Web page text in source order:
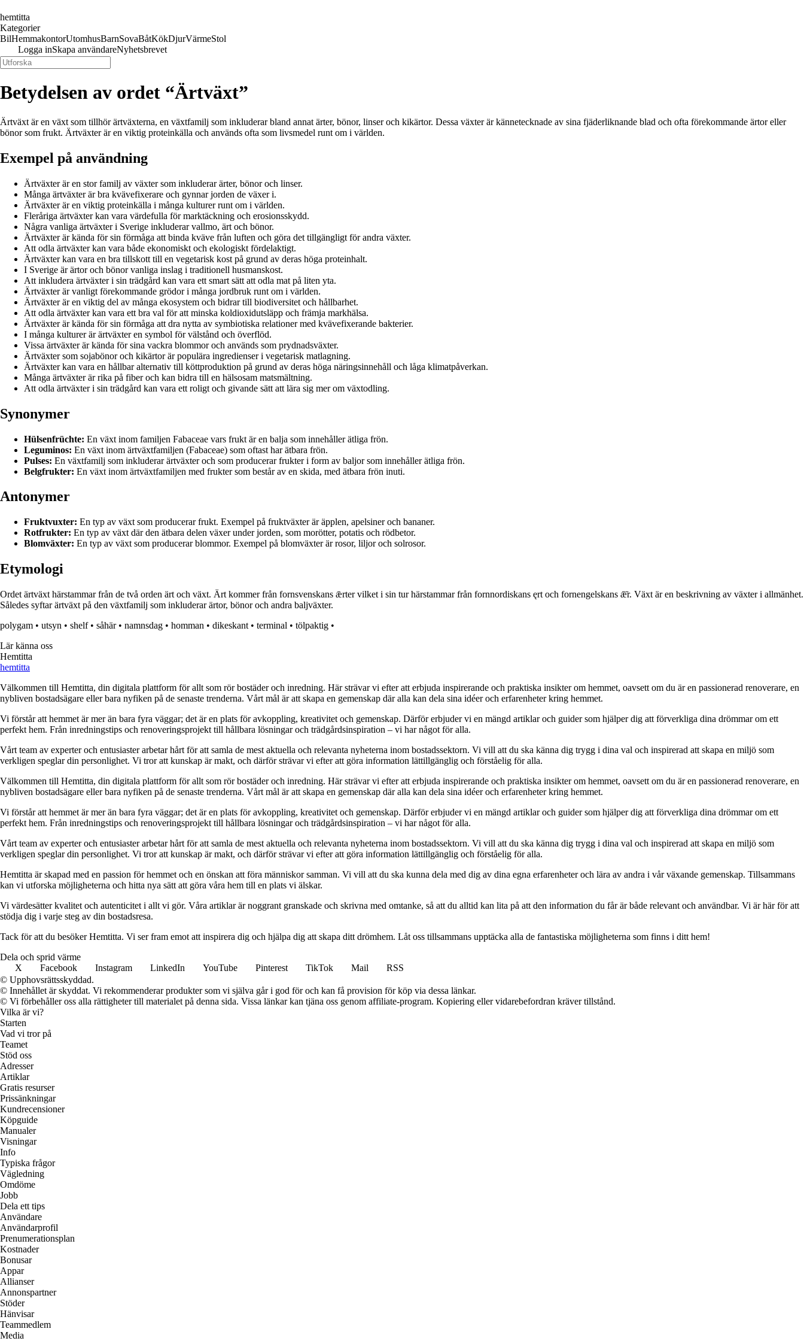
hemtitta
Kategorier
BilHemmakontorUtomhusBarnSovaBåtKökDjurVärmeStol
Logga inSkapa användareNyhetsbrevet
Betydelsen av ordet “Ärtväxt”
Ärtväxt är en växt som tillhör ärtväxterna, en växtfamilj som inkluderar bland annat ärter, bönor, linser och kikärtor. Dessa växter är kännetecknade av sina fjäderliknande blad och ofta förekommande ärtor eller
bönor som frukt. Ärtväxter är en viktig proteinkälla och används ofta som livsmedel runt om i världen.
Exempel på användning
Ärtväxter är en stor familj av växter som inkluderar ärter, bönor och linser.
Många ärtväxter är bra kvävefixerare och gynnar jorden de växer i.
Ärtväxter är en viktig proteinkälla i många kulturer runt om i världen.
Fleråriga ärtväxter kan vara värdefulla för marktäckning och erosionsskydd.
Några vanliga ärtväxter i Sverige inkluderar vallmo, ärt och bönor.
Ärtväxter är kända för sin förmåga att binda kväve från luften och göra det tillgängligt för andra växter.
Att odla ärtväxter kan vara både ekonomiskt och ekologiskt fördelaktigt.
Ärtväxter kan vara en bra tillskott till en vegetarisk kost på grund av deras höga proteinhalt.
I Sverige är ärtor och bönor vanliga inslag i traditionell husmanskost.
Att inkludera ärtväxter i sin trädgård kan vara ett smart sätt att odla mat på liten yta.
Ärtväxter är vanligt förekommande grödor i många jordbruk runt om i världen.
Ärtväxter är en viktig del av många ekosystem och bidrar till biodiversitet och hållbarhet.
Att odla ärtväxter kan vara ett bra val för att minska koldioxidutsläpp och främja markhälsa.
Ärtväxter är kända för sin förmåga att dra nytta av symbiotiska relationer med kvävefixerande bakterier.
I många kulturer är ärtväxter en symbol för välstånd och överflöd.
Vissa ärtväxter är kända för sina vackra blommor och används som prydnadsväxter.
Ärtväxter som sojabönor och kikärtor är populära ingredienser i vegetarisk matlagning.
Ärtväxter kan vara en hållbar alternativ till köttproduktion på grund av deras höga näringsinnehåll och låga klimatpåverkan.
Många ärtväxter är rika på fiber och kan bidra till en hälsosam matsmältning.
Att odla ärtväxter i sin trädgård kan vara ett roligt och givande sätt att lära sig mer om växtodling.
Synonymer
Hülsenfrüchte: En växt inom familjen Fabaceae vars frukt är en balja som innehåller ätliga frön.
Leguminos: En växt inom ärtväxtfamiljen (Fabaceae) som oftast har ätbara frön.
Pulses: En växtfamilj som inkluderar ärtväxter och som producerar frukter i form av baljor som innehåller ätliga frön.
Belgfrukter: En växt inom ärtväxtfamiljen med frukter som består av en skida, med ätbara frön inuti.
Antonymer
Fruktvuxter: En typ av växt som producerar frukt. Exempel på fruktväxter är äpplen, apelsiner och bananer.
Rotfrukter: En typ av växt där den ätbara delen växer under jorden, som morötter, potatis och rödbetor.
Blomväxter: En typ av växt som producerar blommor. Exempel på blomväxter är rosor, liljor och solrosor.
Etymologi
Ordet ärtväxt härstammar från de två orden ärt och växt. Ärt kommer från fornsvenskans ǣrter vilket i sin tur härstammar från fornnordiskans ęrt och fornengelskans ǣ̄r. Växt är en beskrivning av växter i allmänhet.
Således syftar ärtväxt på den växtfamilj som inkluderar ärtor, bönor och andra baljväxter.
polygam • utsyn • shelf• såhär• namnsdag • homman • dikeskant • terminal • tölpaktig •
Lär känna oss
Hemtitta
hemtitta
Välkommen till Hemtitta, din digitala plattform för allt som rör bostäder och inredning. Här strävar vi efter att erbjuda inspirerande och praktiska insikter om hemmet, oavsett om du är en passionerad renoverare, en
nybliven bostadsägare eller bara nyfiken på de senaste trenderna. Vårt mål är att skapa en gemenskap där alla kan dela sina idéer och erfarenheter kring hemmet.
Vi förstår att hemmet är mer än bara fyra väggar; det är en plats för avkoppling, kreativitet och gemenskap. Därför erbjuder vi en mängd artiklar och guider som hjälper dig att förverkliga dina drömmar om ett
perfekt hem. Från inredningstips och renoveringsprojekt till hållbara lösningar och trädgårdsinspiration – vi har något för alla.
Vårt team av experter och entusiaster arbetar hårt för att samla de mest aktuella och relevanta nyheterna inom bostadssektorn. Vi vill att du ska känna dig trygg i dina val och inspirerad att skapa en miljö som
verkligen speglar din personlighet. Vi tror att kunskap är makt, och därför strävar vi efter att göra information lättillgänglig och förståelig för alla.
Välkommen till Hemtitta, din digitala plattform för allt som rör bostäder och inredning. Här strävar vi efter att erbjuda inspirerande och praktiska insikter om hemmet, oavsett om du är en passionerad renoverare, en
nybliven bostadsägare eller bara nyfiken på de senaste trenderna. Vårt mål är att skapa en gemenskap där alla kan dela sina idéer och erfarenheter kring hemmet.
Vi förstår att hemmet är mer än bara fyra väggar; det är en plats för avkoppling, kreativitet och gemenskap. Därför erbjuder vi en mängd artiklar och guider som hjälper dig att förverkliga dina drömmar om ett
perfekt hem. Från inredningstips och renoveringsprojekt till hållbara lösningar och trädgårdsinspiration – vi har något för alla.
Vårt team av experter och entusiaster arbetar hårt för att samla de mest aktuella och relevanta nyheterna inom bostadssektorn. Vi vill att du ska känna dig trygg i dina val och inspirerad att skapa en miljö som
verkligen speglar din personlighet. Vi tror att kunskap är makt, och därför strävar vi efter att göra information lättillgänglig och förståelig för alla.
Hemtitta är skapad med en passion för hemmet och en önskan att föra människor samman. Vi vill att du ska kunna dela med dig av dina egna erfarenheter och lära av andra i vår växande gemenskap. Tillsammans
kan vi utforska möjligheterna och hitta nya sätt att göra våra hem till en plats vi älskar.
Vi värdesätter kvalitet och autenticitet i allt vi gör. Våra artiklar är noggrant granskade och skrivna med omtanke, så att du alltid kan lita på att den information du får är både relevant och användbar. Vi är här för att
stödja dig i varje steg av din bostadsresa.
Tack för att du besöker Hemtitta. Vi ser fram emot att inspirera dig och hjälpa dig att skapa ditt drömhem. Låt oss tillsammans upptäcka alla de fantastiska möjligheterna som finns i ditt hem!
Dela och sprid värme
X
Facebook Instagram LinkedIn YouTube Pinterest TikTok Mail
RSS
© Upphovsrättsskyddad.
© Innehållet är skyddat. Vi rekommenderar produkter som vi själva går i god för och kan få provision för köp via dessa länkar.
© Vi förbehåller oss alla rättigheter till materialet på denna sida. Vissa länkar kan tjäna oss genom affiliate-program. Kopiering eller vidarebefordran kräver tillstånd.
Vilka är vi?
Starten
Vad vi tror på
Teamet
Stöd oss
Adresser
Artiklar
Gratis resurser
Prissänkningar
Kundrecensioner
Köpguide
Manualer
Visningar
Info
Typiska frågor
Vägledning
Omdöme
Jobb
Dela ett tips
Användare
Användarprofil
Prenumerationsplan
Kostnader
Bonusar
Appar
Allianser
Annonspartner
Stöder
Hänvisar
Teammedlem
Media